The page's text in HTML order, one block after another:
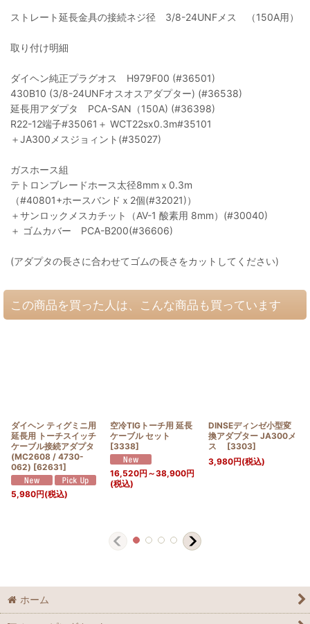
ストレート延長金具の接続ネジ径 3/8-24UNFメス （150A用）
取り付け明細
ダイヘン純正プラグオス H979F00 (#36501)
430B10 (3/8-24UNFオスオスアダプター) (#36538)
延長用アダプタ PCA-SAN（150A) (#36398)
R22-12端子#35061＋ WCT22sx0.3m#35101
＋JA300メスジョィント(#35027)
ガスホース組
テトロンブレードホース太径8mmｘ0.3m
（#40801+ホースバンドｘ2個(#32021)）
＋サンロックメスカチット（AV-1 酸素用 8mm）(#30040)
＋ ゴムカバー PCA-B200(#36606)
(アダプタの長さに合わせてゴムの長さをカットしてください)
この商品を買った人は、こんな商品も買っています
ダイヘン ティグミニ用
延長用 トーチスイッチ
ケーブル接続アダプタ
(MC2608 / 4730-
062) [62631]
5,980円(税込)
空冷TIGトーチ用 延長
ケーブル セット
[3338]
16,520円 ～38,900円
(税込)
DINSEディンゼ小型変
換アダプター JA300メ
ス
[3303]
3,980円(税込)
ホーム